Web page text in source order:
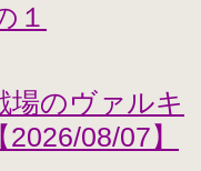
１
場のヴァルキ
08/07】